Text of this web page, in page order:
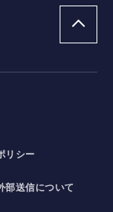
リシー
部送信について